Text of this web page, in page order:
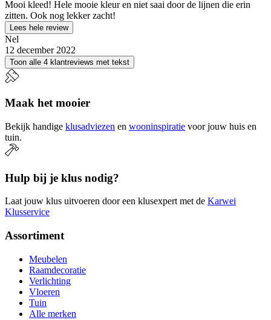
Mooi kleed! Hele mooie kleur en niet saai door de lijnen die erin
zitten. Ook nog lekker zacht!
Lees hele review
Nel
12 december 2022
Toon alle 4 klantreviews met tekst
Maak het mooier
Bekijk handige klusadviezen en wooninspiratie voor jouw huis en
tuin.
Hulp bij je klus nodig?
Laat jouw klus uitvoeren door een klusexpert met de Karwei
Klusservice
Assortiment
Meubelen
Raamdecoratie
Verlichting
Vloeren
Tuin
Alle merken